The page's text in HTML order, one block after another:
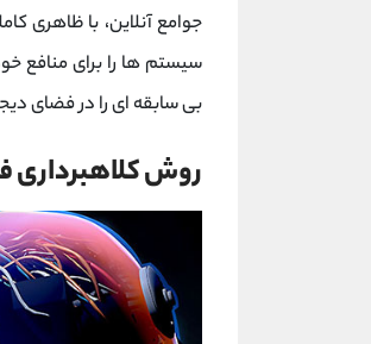
جوامع آنلاین، با ظاهری
سیستم ‌ها را برای منافع
بی ‌سابقه ‌ای را در فضای
روش کلاهبرداری